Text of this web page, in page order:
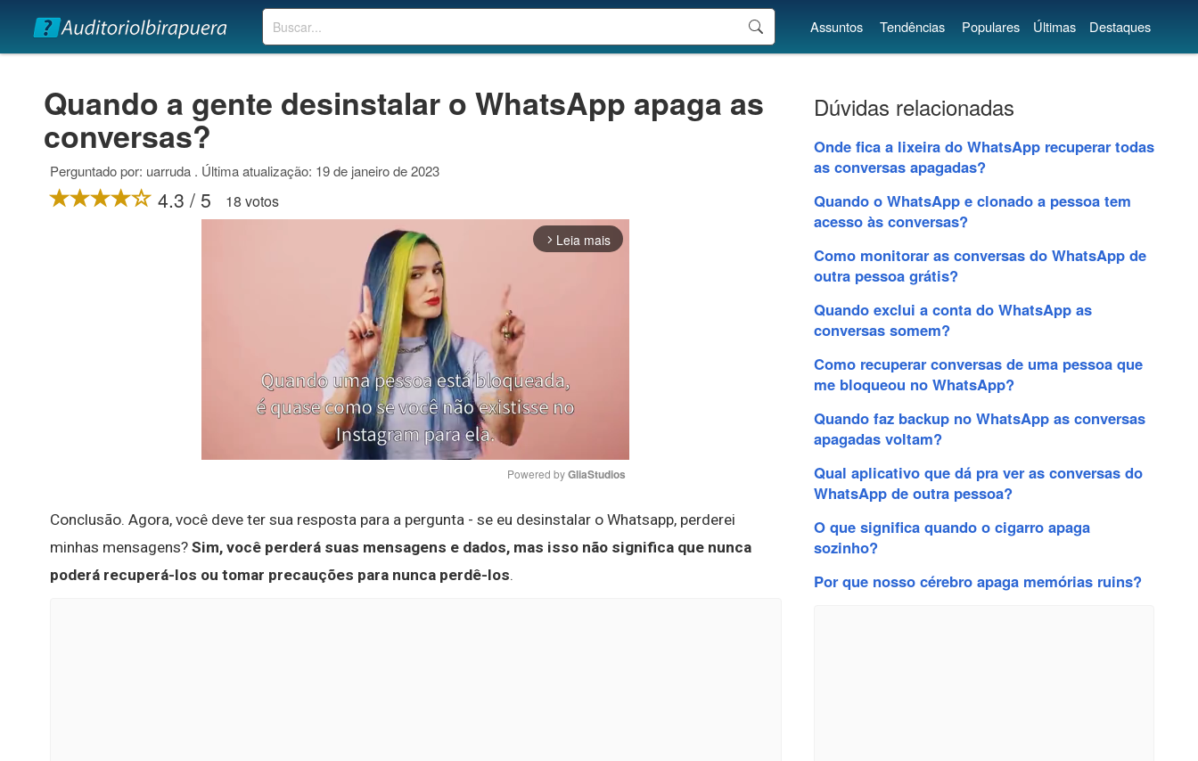
Buscar Assuntos Tendências Populares Últimas Destaques
Quando a gente desinstalar o WhatsApp apaga as
conversas?
Perguntado por: uarruda . Última atualização: 19 de janeiro de 2023
4.3 / 5 18 votos
arrow_forward_ios Leia mais
Mute
Powered by GliaStudios
Conclusão. Agora, você deve ter sua resposta para a pergunta - se eu desinstalar o Whatsapp, perderei
minhas mensagens? Sim, você perderá suas mensagens e dados, mas isso não significa que nunca
poderá recuperá-los ou tomar precauções para nunca perdê-los.
Dúvidas relacionadas
Onde fica a lixeira do WhatsApp recuperar todas
as conversas apagadas?
Quando o WhatsApp e clonado a pessoa tem
acesso às conversas?
Como monitorar as conversas do WhatsApp de
outra pessoa grátis?
Quando exclui a conta do WhatsApp as
conversas somem?
Como recuperar conversas de uma pessoa que
me bloqueou no WhatsApp?
Quando faz backup no WhatsApp as conversas
apagadas voltam?
Qual aplicativo que dá pra ver as conversas do
WhatsApp de outra pessoa?
O que significa quando o cigarro apaga
sozinho?
Por que nosso cérebro apaga memórias ruins?